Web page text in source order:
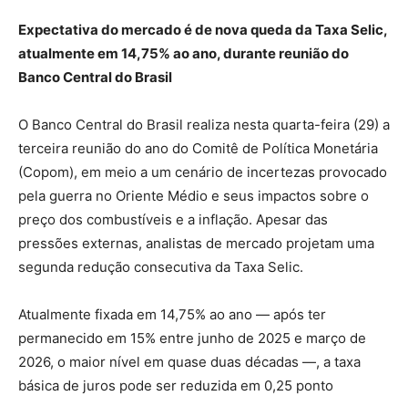
Expectativa do mercado é de nova queda da Taxa Selic,
atualmente em 14,75% ao ano, durante reunião do
Banco Central do Brasil
O Banco Central do Brasil realiza nesta quarta-feira (29) a
terceira reunião do ano do Comitê de Política Monetária
(Copom), em meio a um cenário de incertezas provocado
pela guerra no Oriente Médio e seus impactos sobre o
preço dos combustíveis e a inflação. Apesar das
pressões externas, analistas de mercado projetam uma
segunda redução consecutiva da Taxa Selic.
Atualmente fixada em 14,75% ao ano — após ter
permanecido em 15% entre junho de 2025 e março de
2026, o maior nível em quase duas décadas —, a taxa
básica de juros pode ser reduzida em 0,25 ponto